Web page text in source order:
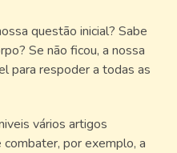
questão inicial? Sabe
Se não ficou, a nossa
para respoder a todas as
vários artigos
por exemplo, a